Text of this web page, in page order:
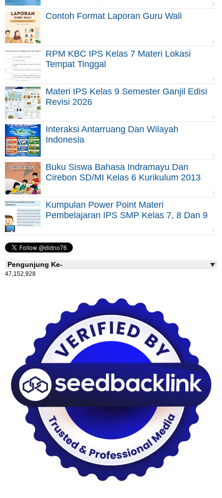
Contoh Format Laporan Guru Wali
RPM KBC IPS Kelas 7 Materi Lokasi
Tempat Tinggal
Materi IPS Kelas 9 Semester Ganjil Edisi
Revisi 2026
Interaksi Antarruang Dan Wilayah
Indonesia
Buku Siswa Bahasa Indramayu Dan
Cirebon SD/MI Kelas 6 Kurikulum 2013
Kumpulan Power Point Materi
Pembelajaran IPS SMP Kelas 7, 8 Dan 9
Pengunjung Ke-
47,152,928